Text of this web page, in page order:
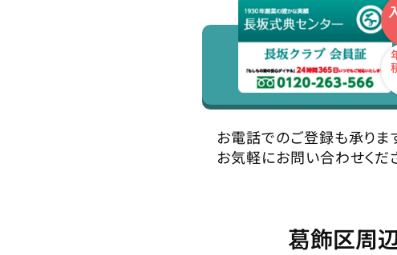
お電話でのご登録も承りま
お気軽にお問い合わせくだ
葛飾区周